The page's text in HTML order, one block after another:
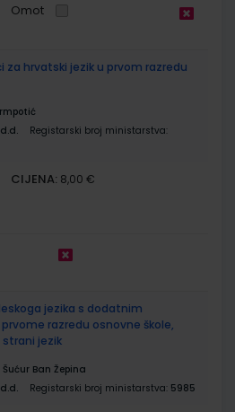
Omot
za hrvatski jezik u prvom razredu
d.d.
Registarski broj ministarstva:
CIJENA: 8,00 €
jezika s dodatnim
razredu osnovne škole,
strani jezik
Ban Žepina
d.d. Registarski broj ministarstva: 5985